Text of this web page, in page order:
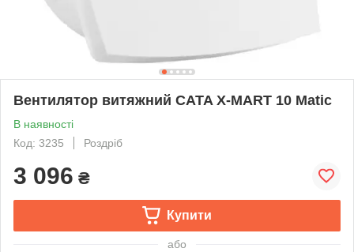
Вентилятор витяжний CATA X-MART 10 Matic
В наявності
Код: 3235
Роздріб
3 096 ₴
Купити
або